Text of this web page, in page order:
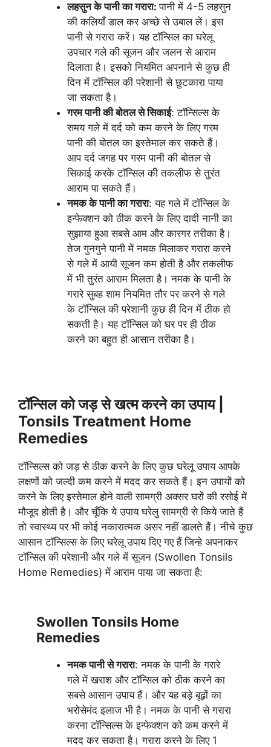
लहसुन के पानी का गरारा:पानी में 4-5 लहसुन
की कलियाँ डाल कर अच्छे से उबाल लें। इस
पानी से गरारा करें। यह टॉन्सिल का घरेलू
उपचार गले की सूजन और जलन से आराम
दिलाता है। इसको नियमित अपनाने से कुछ ही
दिन में टॉन्सिल की परेशानी से छुटकारा पाया
जा सकता है।
गरम पानी की बोतल से सिकाई: टॉन्सिल्स के
समय गले में दर्द को कम करने के लिए गरम
पानी की बोतल का इस्तेमाल कर सकते हैं।
आप दर्द जगह पर गरम पानी की बोतल से
सिकाई करके टॉन्सिल की तकलीफ से तुरंत
आराम पा सकते हैं।
नमक के पानी का गरारा: यह गले में टॉन्सिल के
इन्फेक्शन को ठीक करने के लिए दादी नानी का
सुझाया हुआ सबसे आम और कारगर तरीका है।
तेज गुनगुने पानी में नमक मिलाकर गरारा करने
से गले में आयी सूजन कम होती है और तकलीफ
में भी तुरंत आराम मिलता है। नमक के पानी के
गरारे सुबह शाम नियमित तौर पर करने से गले
के टॉन्सिल की परेशानी कुछ ही दिन में ठीक हो
सकती है। यह टॉन्सिल को घर पर ही ठीक
करने का बहुत ही आसान तरीका है।
टॉन्सिल को जड़ से खत्म करने का उपाय |
Tonsils Treatment Home
Remedies
टॉन्सिल्स को जड़ से ठीक करने के लिए कुछ घरेलू उपाय आपके
लक्षणों को जल्दी कम करने में मदद कर सकते हैं। इन उपायों को
करने के लिए इस्तेमाल होने वाली सामग्री अक्सर घरों की रसोई में
मौजूद होती है। और चूँकि ये उपाय घरेलु सामग्री से किये जाते हैं
तो स्वास्थ्य पर भी कोई नकारात्मक असर नहीं डालते हैं। नीचे कुछ
आसान टॉन्सिल्स के लिए घरेलू उपाय दिए गए हैं जिन्हे अपनाकर
टॉन्सिल की परेशानी और गले में सूजन (Swollen Tonsils
Home Remedies) में आराम पाया जा सकता है:
Swollen Tonsils Home
Remedies
नमक पानी से गरारा: नमक के पानी के गरारे
गले में खराश और टॉन्सिल को ठीक करने का
सबसे आसान उपाय हैं। और यह बड़े बूढ़ों का
भरोसेमंद इलाज भी है। नमक के पानी से गरारा
करना टॉन्सिल्स के इन्फेक्शन को कम करने में
मदद कर सकता है। गरारा करने के लिए 1